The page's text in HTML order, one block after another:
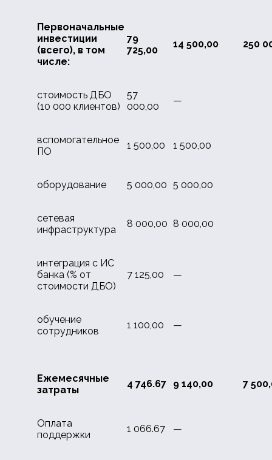
Первоначальные
инвестиции
(всего), в том
числе:
79
725,00
14 500,00 250
стоимость ДБО
(10 000 клиентов)
57
000,00
—
вспомогательное
ПО
1 500,00 1 500,00
оборудование 5 000,00 5 000,00
сетевая
инфраструктура
8 000,00 8 000,00
интеграция с ИС
банка (% от
стоимости ДБО)
7 125,00 —
обучение
сотрудников
1 100,00 —
Ежемесячные
затраты
4 746.67 9 140,00 7
Оплата
поддержки
1 066.67 —